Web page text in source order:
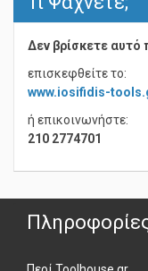
Τι Ψαχνετε;
Δεν βρίσκετε αυτό
επισκεφθείτε το:
www.iosifidis-
ή επικοινωνήστε: